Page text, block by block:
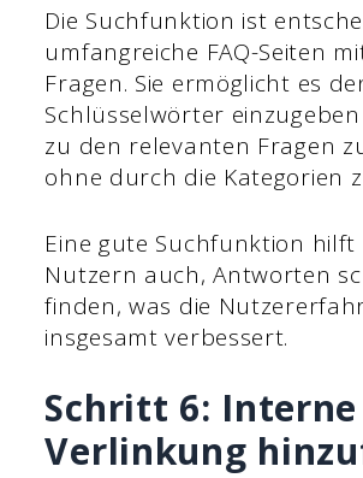
Die Suchfunktion ist
umfangreiche FAQ-Seiten
Fragen. Sie ermöglicht es
Schlüsselwörter
zu den relevanten Fragen
ohne durch die Kategorien
Eine gute Suchfunktion hilft
Nutzern auch, Antworten
finden, was die
insgesamt verbessert.
Schritt 6: Interne
Verlinkung